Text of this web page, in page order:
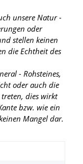
unsere Natur -
oder
stellen keinen
die Echtheit des
- Rohsteines,
oder auch die
treten, dies wirkt
bzw. wie ein
Mangel dar.